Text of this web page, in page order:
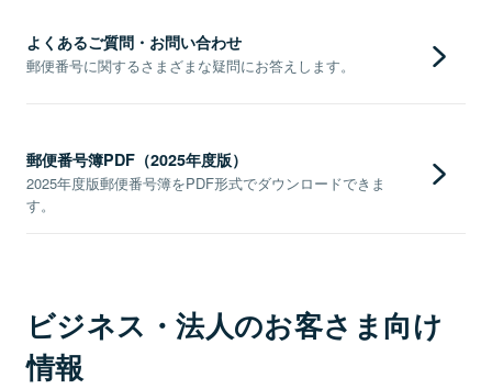
よくあるご質問・お問い合わせ
郵便番号に関するさまざまな疑問にお答えします。
郵便番号簿PDF（2025年度版）
2025年度版郵便番号簿をPDF形式でダウンロードできま
す。
ビジネス・法人のお客さま向け
情報